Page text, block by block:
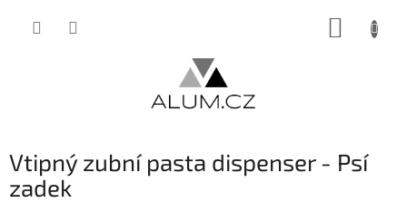
Vtipný zubní pasta dispenser - Psí
zadek